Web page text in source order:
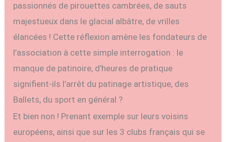
passionnés de pirouettes cambrées, de sauts
majestueux dans le glacial albâtre, de vrilles
élancées ! Cette réflexion amène les fondateurs de
l’association à cette simple interrogation : le
manque de patinoire, d’heures de pratique
signifient-ils l’arrêt du patinage artistique, des
Ballets, du sport en général ?
Et bien non ! Prenant exemple sur leurs voisins
européens, ainsi que sur les 3 clubs français qui se